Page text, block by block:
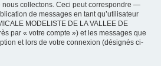
nous collectons. Ceci peut correspondre —
de messages en tant qu’utilisateur
MODELISTE DE LA VALLEE DE
par « votre compte ») et les messages que
et lors de votre connexion (désignés ci-